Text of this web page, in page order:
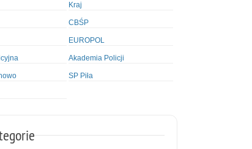
Kraj
CBŚP
EUROPOL
Akademia Policji
SP Piła